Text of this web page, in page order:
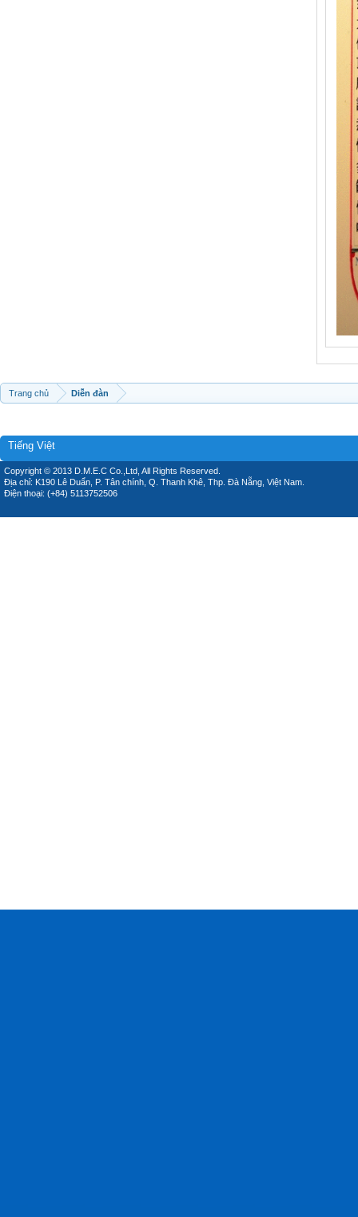
Trang chủ Diễn đàn
Tiếng Việt
Copyright © 2013 D.M.E.C Co.,Ltd, All Rights Reserved.
Địa chỉ: K190 Lê Duẩn, P. Tân chính, Q. Thanh Khê, Thp. Đà Nẵng, Việt Nam.
Điện thoại: (+84) 5113752506